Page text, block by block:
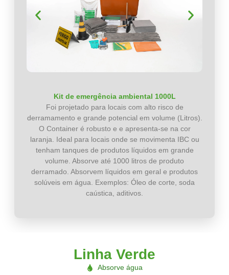
Kit de emergência ambiental 1000L
Foi projetado para locais com alto risco de
derramamento e grande potencial em volume (Litros).
O Container é robusto e e apresenta-se na cor
laranja. Ideal para locais onde se movimenta IBC ou
tenham tanques de produtos líquidos em grande
volume. Absorve até 1000 litros de produto
derramado. Absorvem líquidos em geral e produtos
solúveis em água. Exemplos: Óleo de corte, soda
caústica, aditivos.
Linha Verde
Absorve água